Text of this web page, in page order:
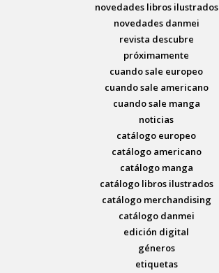
novedades libros ilustrados
novedades danmei
revista descubre
próximamente
cuando sale europeo
cuando sale americano
cuando sale manga
noticias
catálogo europeo
catálogo americano
catálogo manga
catálogo libros ilustrados
catálogo merchandising
catálogo danmei
edición digital
géneros
etiquetas